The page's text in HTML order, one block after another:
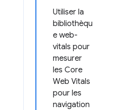
Utiliser la
bibliothèqu
e web-
vitals pour
mesurer
les Core
Web Vitals
pour les
navigation